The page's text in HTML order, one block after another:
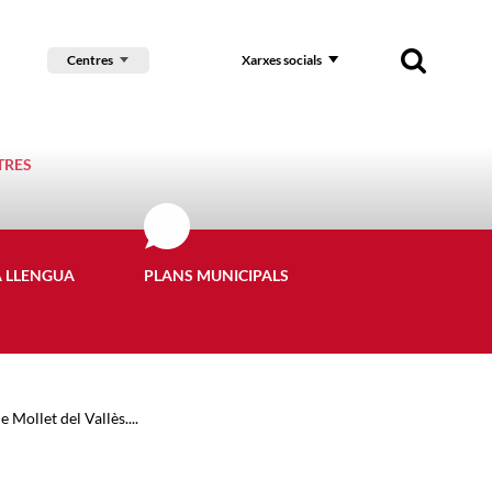
Centres Xarxes socials
LLENGUA PLANS MUNICIPALS
Mollet del Vallès....